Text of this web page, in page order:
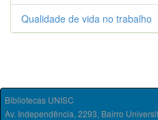
Qualidade de vida no trabalho
Bibliotecas UNISC
Av. Independência, 2293, Bairro